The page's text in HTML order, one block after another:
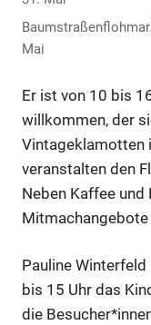
Mai
Er ist von 10 bis
willkommen, der
Vintageklamotten
veranstalten den
Neben Kaffee und
Pauline
bis 15 Uhr das
die